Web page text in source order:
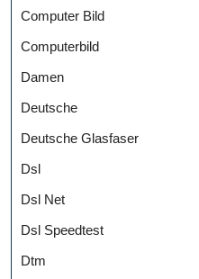
Computer Bild
Computerbild
Damen
Deutsche
Deutsche Glasfaser
Dsl
Dsl Net
Dsl Speedtest
Dtm